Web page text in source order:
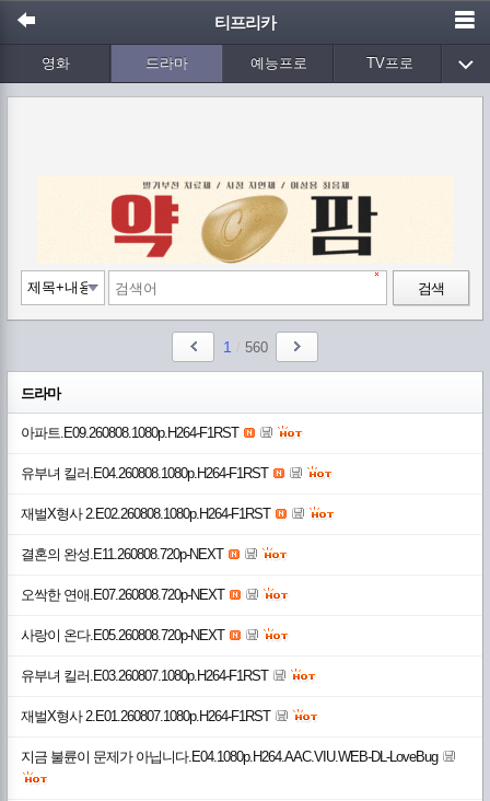
티프리카
영화 드라마 예능프로 TV프로
애니메이션 음악 Wetv
검색
1 560
드라마
아파트.E09.260808.1080p.H264-F1RST
유부녀 킬러.E04.260808.1080p.H264-F1RST
재벌X형사 2.E02.260808.1080p.H264-F1RST
결혼의 완성.E11.260808.720p-NEXT
오싹한 연애.E07.260808.720p-NEXT
사랑이 온다.E05.260808.720p-NEXT
유부녀 킬러.E03.260807.1080p.H264-F1RST
재벌X형사 2.E01.260807.1080p.H264-F1RST
지금 불륜이 문제가 아닙니다.E04.1080p.H264.AAC.VIU.WEB-DL-LoveBug